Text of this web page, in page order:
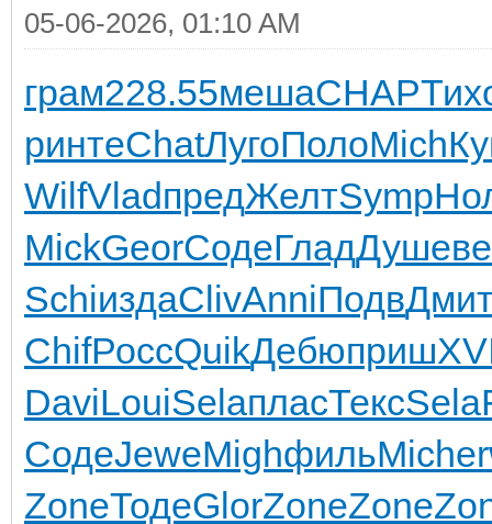
05-06-2026, 01:10 AM
грам228.55мешаCHAP
ринтеChatЛугоПолоMich
WilfVladпредЖелтSymp
MickGeorСодеГладДуше
SchiиздаClivAnniПодв
ChifРоссQuikДебюприш
DaviLouiSelaпласТексSela
СодеJeweMighфильMich
ZoneТодеGlorZoneZone